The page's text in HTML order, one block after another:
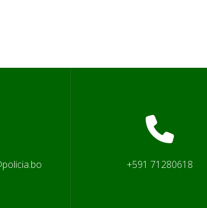
+591 71280618